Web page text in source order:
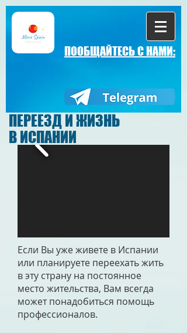
ПООБЩАЙТЕСЬ С НАМИ:
ПЕРЕЕЗД И ЖИЗНЬ
В ИСПАНИИ
Если Вы уже живете в Испании
или планируете переехать жить
в эту страну на постоянное
место жительства, Вам всегда
может понадобиться помощь
профессионалов.